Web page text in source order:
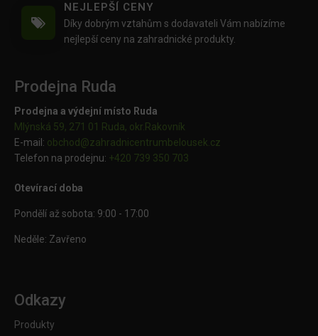
NEJLEPŠÍ CENY
Díky dobrým vztahům s dodavateli Vám nabízíme
nejlepší ceny na zahradnické produkty.
Prodejna Ruda
Prodejna a výdejní místo Ruda
Mlýnská 59, 271 01 Ruda, okr.Rakovník
E-mail: obchod@zahradnicentrumbelousek.cz
Telefon na prodejnu: +420 739 350 703
Otevírací doba
Pondělí až sobota: 9:00 - 17:00
Neděle: Zavřeno
Odkazy
Produkty